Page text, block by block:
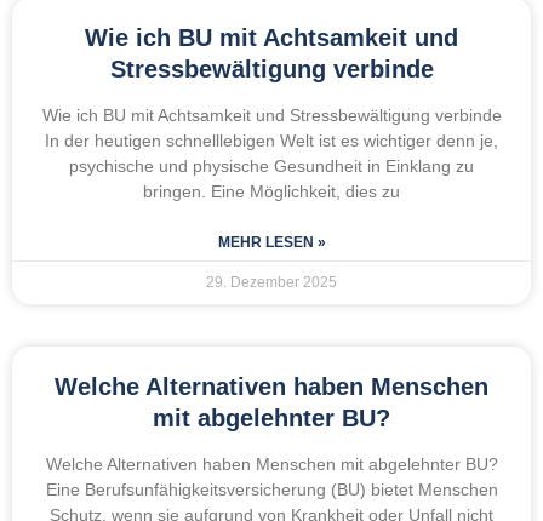
Wie ich BU mit Achtsamkeit und
Stressbewältigung verbinde
Wie ich BU mit Achtsamkeit und Stressbewältigung verbinde
In der heutigen schnelllebigen Welt ist es wichtiger denn je,
psychische und physische Gesundheit in Einklang zu
bringen. Eine Möglichkeit, dies zu
MEHR LESEN »
29. Dezember 2025
Welche Alternativen haben Menschen
mit abgelehnter BU?
Welche Alternativen haben Menschen mit abgelehnter BU?
Eine Berufsunfähigkeitsversicherung (BU) bietet Menschen
Schutz, wenn sie aufgrund von Krankheit oder Unfall nicht